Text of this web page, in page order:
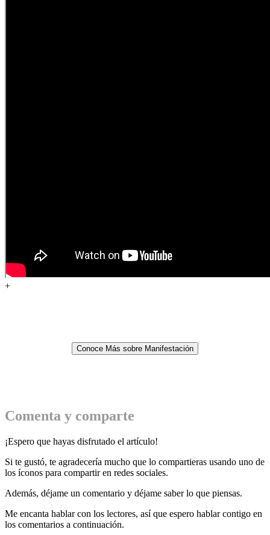
+
Conoce Más sobre Manifestación
Comenta y comparte
¡Espero que hayas disfrutado el artículo!
Si te gustó, te agradecería mucho que lo compartieras usando uno de
los íconos para compartir en redes sociales.
Además, déjame un comentario y déjame saber lo que piensas.
Me encanta hablar con los lectores, así que espero hablar contigo en
los comentarios a continuación.